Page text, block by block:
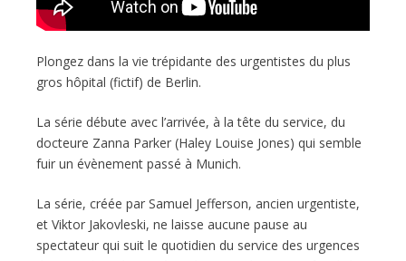
Plongez dans la vie trépidante des urgentistes du plus
gros hôpital (fictif) de Berlin.
La série débute avec l’arrivée, à la tête du service, du
docteure Zanna Parker (Haley Louise Jones) qui semble
fuir un évènement passé à Munich.
La série, créée par Samuel Jefferson, ancien urgentiste,
et Viktor Jakovleski, ne laisse aucune pause au
spectateur qui suit le quotidien du service des urgences